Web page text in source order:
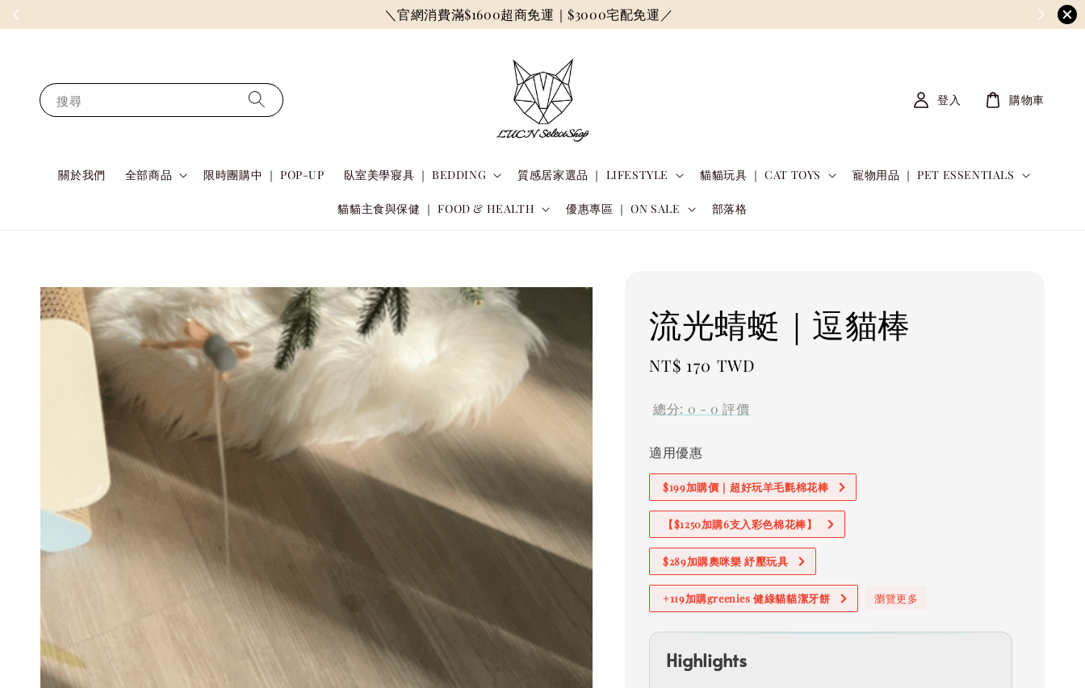
＼官網消費滿$1600超商免運｜$3000宅配免運／
搜尋
關於我們 全部商品 限時團購中 ｜ POP-UP 臥室美學寢具 ｜ BEDDING 質感居家選品 ｜ LIFESTYLE 貓貓玩具 ｜ CAT TOYS 寵物用品 ｜ PET ESSENTIALS
貓貓主食與保健 ｜ FOOD & HEALTH 優惠專區 ｜ ON SALE 部落格
登入 購物車
流光蜻蜓｜逗貓棒
Regular
NT$ 170 TWD
總分: 0 - 0 評價
適用優惠
$199加購價｜超好玩羊毛氈棉花棒
【$1250加購6支入彩色棉花棒】
$289加購奧咪樂 紓壓玩具
+119加購greenies 健綠貓貓潔牙餅 瀏覽更多
Highlights